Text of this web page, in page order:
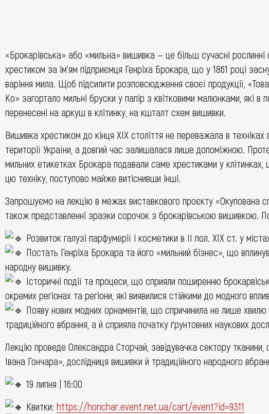
«Брокарівська» або «мильна» вишивка — це більш сучасні рослинні
хрестиком за ім’ям підприємця Генріха Брокара, що у 1861 році
варіння мила. Щоб підсилити розповсюдження своєї продукції,
Ко» загортало мильні бруски у папір з квітковими малюнками, які в
перенесені на аркуш в клітинку, на кшталт схем вишивки.
Вишивка хрестиком до кінця ХІХ століття не переважала в техніках
території України, а довгий час залишалася лише допоміжною.
мильних етикетках Брокара подавали саме хрестиками у клітинках,
цю техніку, поступово майже витіснивши інші.
Запрошуємо на лекцію в межах виставкового проєкту «Окупована
також представленні зразки сорочок з брокарівською вишивкою.
Розвиток галузі парфумерії і косметики в ІІ пол. ХІХ ст. у
Постать Генріха Брокара та його «мильний бізнес», що
народну вишивку.
Історичні події та процеси, що сприяли поширенню
окремих регіонах та регіони, які виявилися стійкими до модного
Появу нових модних орнаментів, що спричинила не лише хвилю
традиційного вбрання, а й сприяла початку ґрунтовних наукових
Лекцію проведе Олександра Сторчай, завідувачка сектору
Івана Гончара», дослідниця вишивки й традиційного народного
19 липня | 16:00
Квитки: https://honchar.event.net.ua/cart/event?id=9311